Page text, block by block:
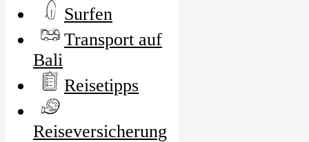
Surfen
Transport auf
Bali
Reisetipps
Reiseversicherung